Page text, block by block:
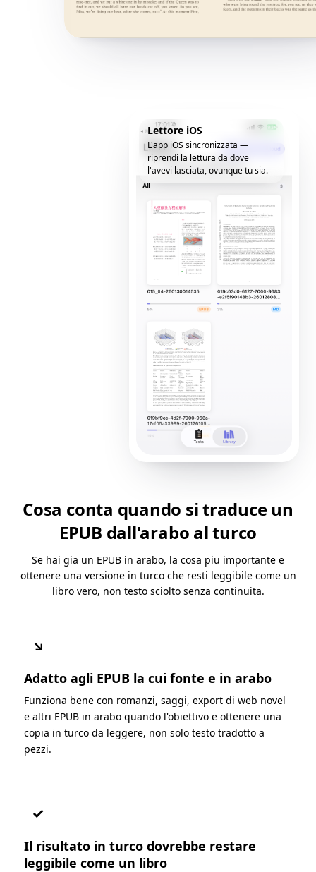
Lettore iOS
L'app iOS sincronizzata —
riprendi la lettura da dove
l'avevi lasciata, ovunque tu sia.
Cosa conta quando si traduce un
EPUB dall'arabo al turco
Se hai gia un EPUB in arabo, la cosa piu importante e
ottenere una versione in turco che resti leggibile come un
libro vero, non testo sciolto senza continuita.
↘
Adatto agli EPUB la cui fonte e in arabo
Funziona bene con romanzi, saggi, export di web novel
e altri EPUB in arabo quando l'obiettivo e ottenere una
copia in turco da leggere, non solo testo tradotto a
pezzi.
✓
Il risultato in turco dovrebbe restare
leggibile come un libro